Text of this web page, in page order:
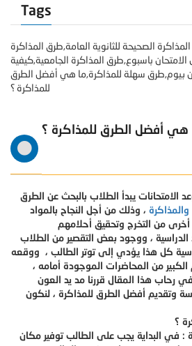
Tags
الصحيحة للثانوية العامة,طرق المذاكرة
الامتحان باسبوع,طرق المذاكرة الجامعية,كيفية
بيوم,طرق سهلة للمذاكرة,ما هي أفضل الطرق
للمذاكرة ؟
هي أفضل الطرق للمذاكرة ؟
يبدأ الطلاب بالبحث عن الطرق
والمذاكرة ، وذلك من أجل النجاح بالمواد
، ووجود بعض التقصير من الطلاب
كل هذا يؤدي إلى توتر الطالب ، ووقعه
من المحاضرات الموجودة أمامه ،
رحاب هذا المقال قررنا مد يد العون
وتقديم أفضل الطرق للمذاكرة ، لنكون
: في البداية يجب على الطالب توفير مكان